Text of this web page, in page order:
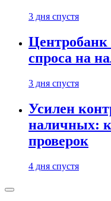
3 дня спустя
Центробанк
спроса на
3 дня спустя
Усилен
наличных:
проверок
4 дня спустя